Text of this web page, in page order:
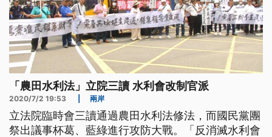
「農田水利法」立院三讀 水利會改制官派
2020/7/2 19:53 兩岸
立法院臨時會三讀通過農田水利法修法，而國民黨團
祭出議事杯葛、藍綠進行攻防大戰。「反消滅水利會